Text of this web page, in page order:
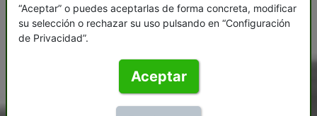
“Aceptar” o puedes aceptarlas de forma concreta, modificar
su selección o rechazar su uso pulsando en “Configuración
de Privacidad”.
Aceptar